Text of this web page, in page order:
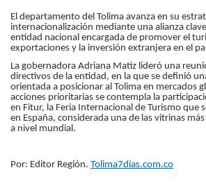
El departamento del Tolima avanza en su
internacionalización mediante una alianza
entidad nacional encargada de promover el
exportaciones y la inversión extranjera en el
La gobernadora Adriana Matiz lideró una
directivos de la entidad, en la que se definió
orientada a posicionar al Tolima en mercados
acciones prioritarias se contempla la
en Fitur, la Feria Internacional de Turismo que
en España, considerada una de las vitrinas
a nivel mundial.
Por: Editor Región. Tolima7dias.com.co